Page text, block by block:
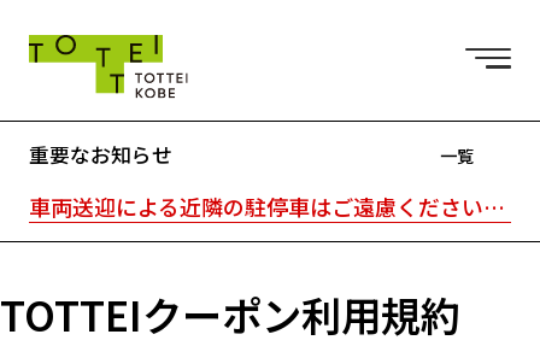
重要なお知らせ
車両送迎による近隣の駐停車はご遠慮ください。駐車場はTOTTEI外の近隣駐車場をご利用ください。｜TOTTEI内はキャッシュレスです。
一覧
TOTTEIクーポン利用規約